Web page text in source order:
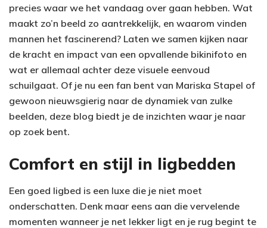
precies waar we het vandaag over gaan hebben. Wat
maakt zo’n beeld zo aantrekkelijk, en waarom vinden
mannen het fascinerend? Laten we samen kijken naar
de kracht en impact van een opvallende bikinifoto en
wat er allemaal achter deze visuele eenvoud
schuilgaat. Of je nu een fan bent van Mariska Stapel of
gewoon nieuwsgierig naar de dynamiek van zulke
beelden, deze blog biedt je de inzichten waar je naar
op zoek bent.
Comfort en stijl in ligbedden
Een goed ligbed is een luxe die je niet moet
onderschatten. Denk maar eens aan die vervelende
momenten wanneer je net lekker ligt en je rug begint te